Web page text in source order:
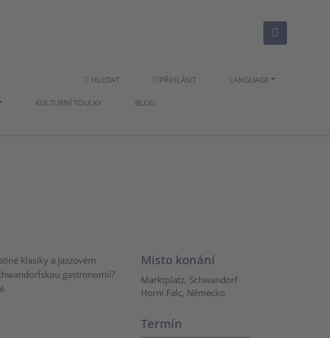
HLEDAT PŘIHLÁSIT LANGUAGE
KULTURNÍ TOULKY BLOG
klasiky a jazzovém
gastronomií?
Místo konání
Marktplatz, Schwandorf
Horní Falc, Německo
Termín